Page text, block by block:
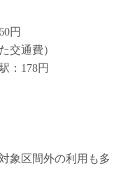
円
交通費）
：178円
象区間外の利用も多